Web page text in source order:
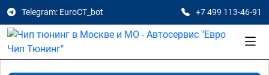
Telegram: EuroCT_bot +7 499 113-46-91